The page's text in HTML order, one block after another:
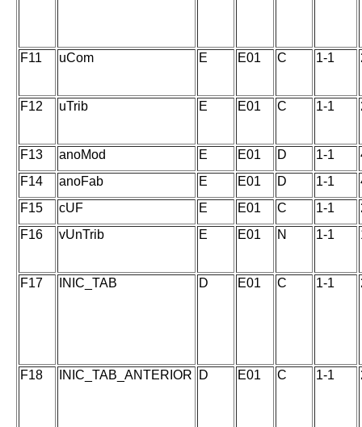
F11 uCom E E01 C 1-1
F12 uTrib E E01 C 1-1
F13 anoMod E E01 D 1-1
F14
anoFab E E01 D 1-1
F15
cUF E E01 C 1-1
F16
vUnTrib E E01 N 1-1
F17 INIC_TAB D E01 C 1-1
F18 INIC_TAB_ANTERIOR D E01 C 1-1